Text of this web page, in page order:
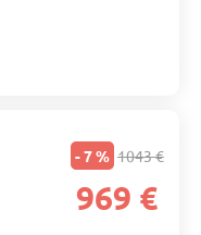
- 7 % 1043 €
969 €